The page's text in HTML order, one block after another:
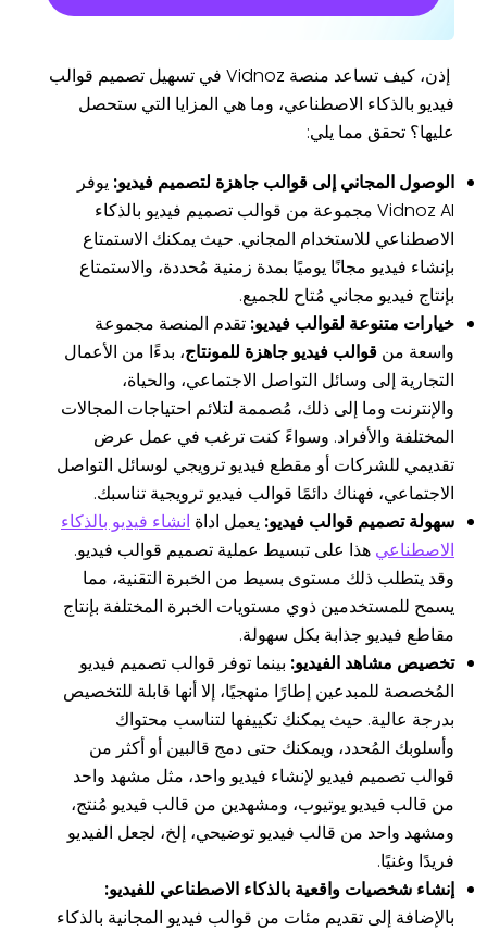
إذن، كيف تساعد منصة Vidnoz في تسهيل تصميم قوالب
فيديو بالذكاء الاصطناعي، وما هي المزايا التي ستحصل
عليها؟ تحقق مما يلي:
الوصول المجاني إلى قوالب جاهزة لتصميم فيديو: يوفر
Vidnoz AI مجموعة من قوالب تصميم فيديو بالذكاء
الاصطناعي للاستخدام المجاني. حيث يمكنك الاستمتاع
بإنشاء فيديو مجانًا يوميًا بمدة زمنية مُحددة، والاستمتاع
بإنتاج فيديو مجاني مُتاح للجميع.
خيارات متنوعة لقوالب فيديو: تقدم المنصة مجموعة
واسعة من قوالب فيديو جاهزة للمونتاج، بدءًا من الأعمال
التجارية إلى وسائل التواصل الاجتماعي، والحياة،
والإنترنت وما إلى ذلك، مُصممة لتلائم احتياجات المجالات
المختلفة والأفراد. وسواءً كنت ترغب في عمل عرض
تقديمي للشركات أو مقطع فيديو ترويجي لوسائل التواصل
الاجتماعي، فهناك دائمًا قوالب فيديو ترويجية تناسبك.
سهولة تصميم قوالب فيديو: يعمل اداة انشاء فيديو بالذكاء
الاصطناعي هذا على تبسيط عملية تصميم قوالب فيديو.
وقد يتطلب ذلك مستوى بسيط من الخبرة التقنية، مما
يسمح للمستخدمين ذوي مستويات الخبرة المختلفة بإنتاج
مقاطع فيديو جذابة بكل سهولة.
تخصيص مشاهد الفيديو: بينما توفر قوالب تصميم فيديو
المُخصصة للمبدعين إطارًا منهجيًا، إلا أنها قابلة للتخصيص
بدرجة عالية. حيث يمكنك تكييفها لتناسب محتواك
وأسلوبك المُحدد، ويمكنك حتى دمج قالبين أو أكثر من
قوالب تصميم فيديو لإنشاء فيديو واحد، مثل مشهد واحد
من قالب فيديو يوتيوب، ومشهدين من قالب فيديو مُنتج،
ومشهد واحد من قالب فيديو توضيحي، إلخ، لجعل الفيديو
فريدًا وغنيًا.
إنشاء شخصيات واقعية بالذكاء الاصطناعي للفيديو:
بالإضافة إلى تقديم مئات من قوالب فيديو المجانية بالذكاء